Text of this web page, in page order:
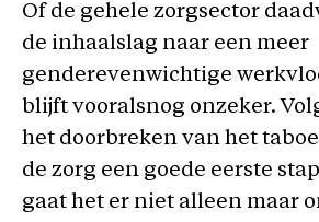
Of de gehele zorgsector
de inhaalslag naar een meer
genderevenwichtige
blijft vooralsnog onzeker.
het doorbreken van het
de zorg een goede eerste
gaat het er niet alleen maar